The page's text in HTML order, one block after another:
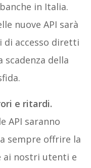
in Italia.
nuove API sarà
di accesso diretti
della
e ritardi.
API saranno
sempre offrire la
ai nostri utenti e